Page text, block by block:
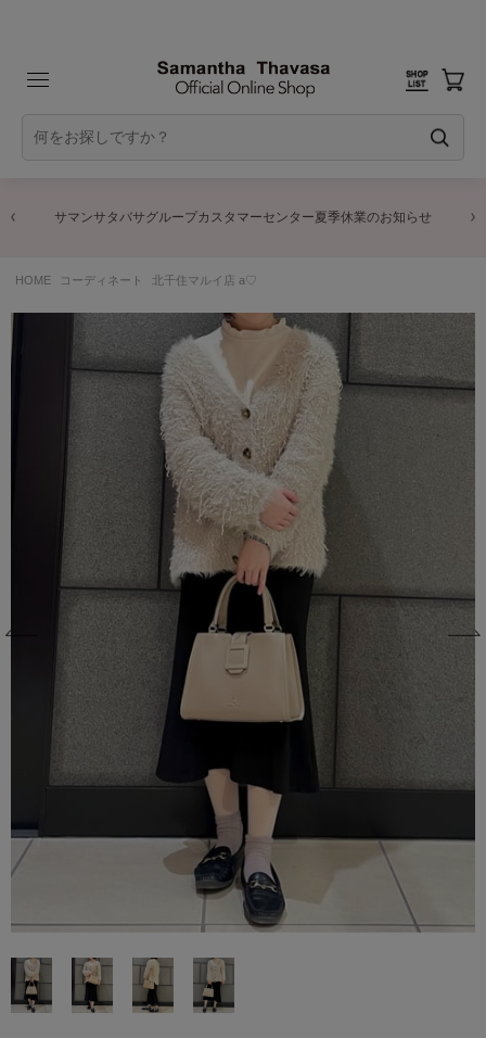
サマンサタバサグループカスタマーセンター夏季休業のお知らせ
HOME コーディネート 北千住マルイ店 a♡